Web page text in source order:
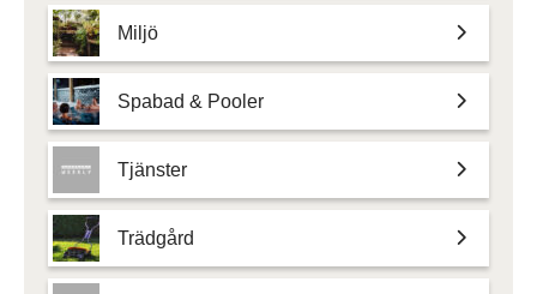
Miljö
Spabad & Pooler
Tjänster
Trädgård